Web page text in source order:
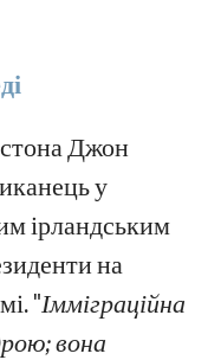
Джон
у
ірландським
на
"Імміграційна
вона